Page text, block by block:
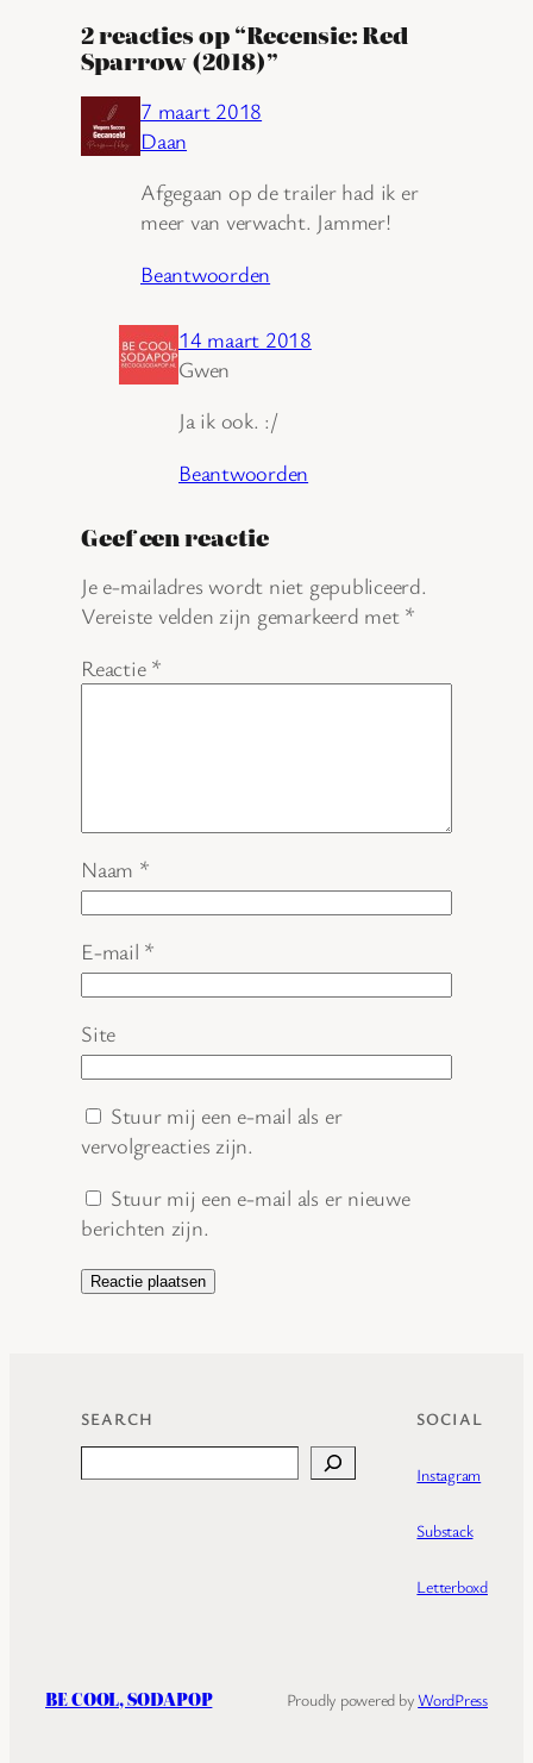
2 reacties op “Recensie: Red
Sparrow (2018)”
7 maart 2018
Daan
Afgegaan op de trailer had ik er
meer van verwacht. Jammer!
Beantwoorden
14 maart 2018
Gwen
Ja ik ook. :/
Beantwoorden
Geef een reactie
Je e-mailadres wordt niet gepubliceerd.
Vereiste velden zijn gemarkeerd met *
Reactie *
Naam *
E-mail *
Site
Stuur mij een e-mail als er
vervolgreacties zijn.
Stuur mij een e-mail als er nieuwe
berichten zijn.
SEARCH SOCIAL
Instagram
Substack
Letterboxd
BE COOL, SODAPOP Proudly powered byWordPress